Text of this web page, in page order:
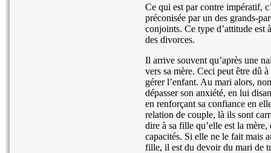
Ce qui est par contre impératif,
préconisée par un des grands-
conjoints. Ce type d’attitude est
des divorces.
Il arrive souvent qu’après une
vers sa mère. Ceci peut être dû
gérer l’enfant. Au mari alors,
dépasser son anxiété, en lui
en renforçant sa confiance en
relation de couple, là ils sont
dire à sa fille qu’elle est la mère,
capacités. Si elle ne le fait mais
fille, il est du devoir du mari de